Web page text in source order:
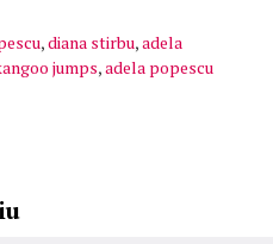
,diana stirbu,adela
jumps,adela popescu